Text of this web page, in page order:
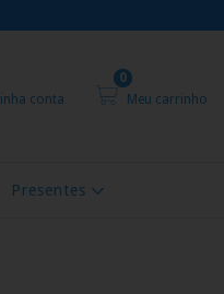
conta Meu carrinho
0
Presentes